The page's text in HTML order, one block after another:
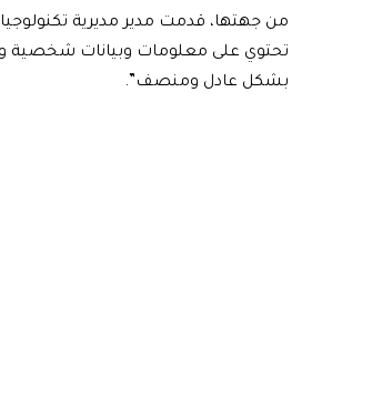
من جهتها، قدمت مدير مديرية
تحتوي على معلومات وبيانات شخصية
بشكل عادل ومنصف”.